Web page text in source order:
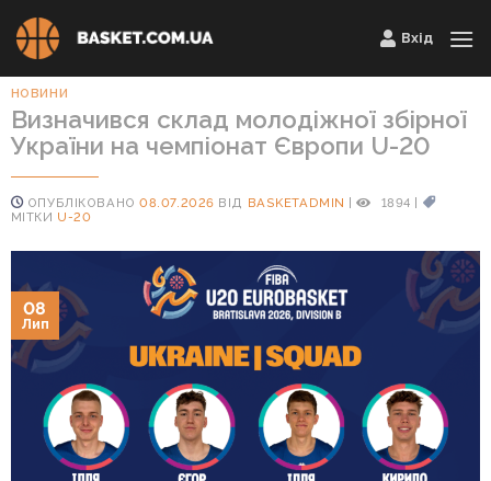
Skip
to
Вхід
НОВИНИ
Визначився склад молодіжної збірної
України на чемпіонат Європи U-20
ОПУБЛІКОВАНО08.07.2026 ВІД BASKETADMIN | 1894 |
МІТКИ U-20
08
Лип